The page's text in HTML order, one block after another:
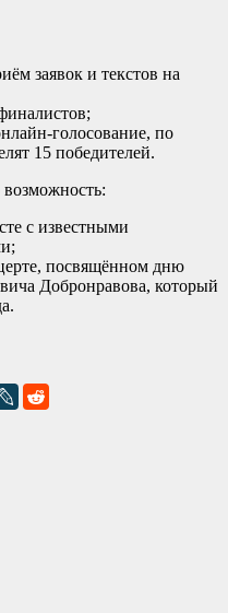
заявок и текстов на
голосование, по
15 победителей.
с известными
посвящённом дню
Добронравова, который